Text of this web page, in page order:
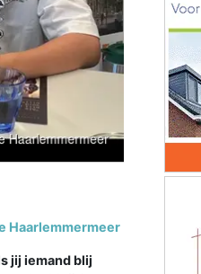
Haarlemmermeer
jij iemand blij